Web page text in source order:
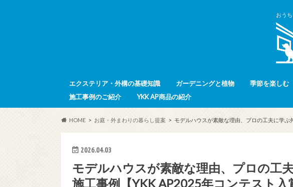
おう
エクステリア・外構の基礎知識 ガーデニングと植物 季節を楽しむ
施工事例のご紹介
YKK AP商品の紹介
HOME お庭・外まわりの暮らし提案 モデルハウスが素敵な理由、プロの工夫に学ぶ
2026.04.03
モデルハウスが素敵な理由、プロの工
施工事例【YKK AP2025年コンテスト入